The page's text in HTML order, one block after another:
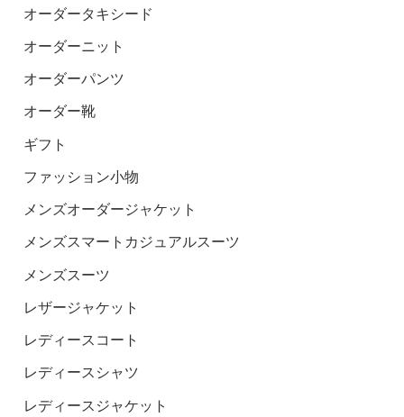
オーダータキシード
オーダーニット
オーダーパンツ
オーダー靴
ギフト
ファッション小物
メンズオーダージャケット
メンズスマートカジュアルスーツ
メンズスーツ
レザージャケット
レディースコート
レディースシャツ
レディースジャケット